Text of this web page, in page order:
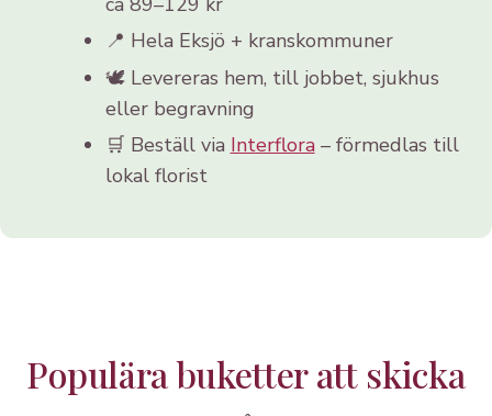
📍 Hela Eksjö + kranskommuner
🕊️ Levereras hem, till jobbet, sjukhus
eller begravning
🛒 Beställ via Interflora– förmedlas till
lokal florist
Populära buketter att skicka